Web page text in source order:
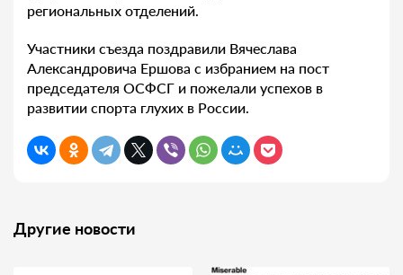
региональных отделений.
Участники съезда поздравили Вячеслава
Александровича Ершова с избранием на пост
председателя ОСФСГ и пожелали успехов в
развитии спорта глухих в России.
Другие новости